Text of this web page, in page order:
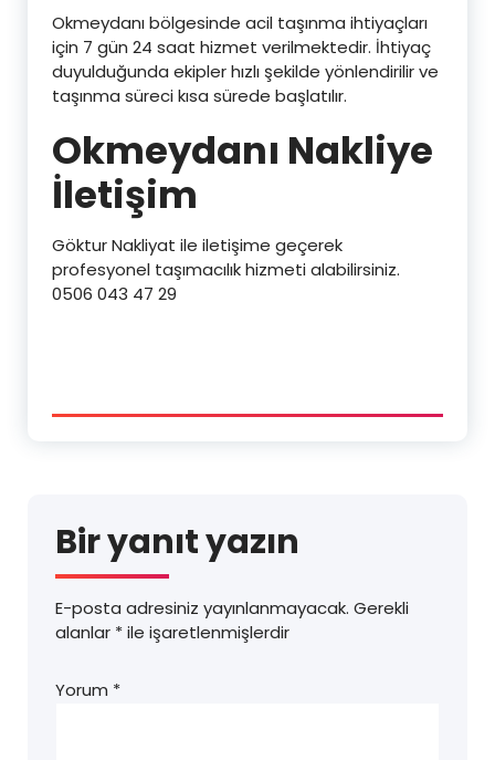
Okmeydanı bölgesinde acil taşınma ihtiyaçları
için 7 gün 24 saat hizmet verilmektedir. İhtiyaç
duyulduğunda ekipler hızlı şekilde yönlendirilir ve
taşınma süreci kısa sürede başlatılır.
Okmeydanı Nakliye
İletişim
Göktur Nakliyat ile iletişime geçerek
profesyonel taşımacılık hizmeti alabilirsiniz.
0506 043 47 29
Bir yanıt yazın
E-posta adresiniz yayınlanmayacak. Gerekli
alanlar *ile işaretlenmişlerdir
Yorum *